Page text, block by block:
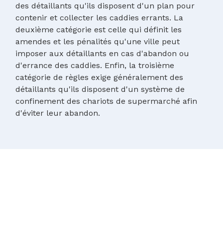
des détaillants qu'ils disposent d'un plan pour
contenir et collecter les caddies errants. La
deuxième catégorie est celle qui définit les
amendes et les pénalités qu'une ville peut
imposer aux détaillants en cas d'abandon ou
d'errance des caddies. Enfin, la troisième
catégorie de règles exige généralement des
détaillants qu'ils disposent d'un système de
confinement des chariots de supermarché afin
d'éviter leur abandon.